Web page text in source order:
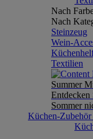
Nach
Nach
Steinzeug
Wein-
Textilien
Summer
Entdecken
Sommer
Küchen-Zubehör